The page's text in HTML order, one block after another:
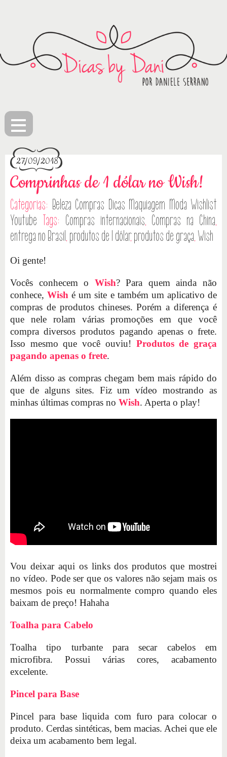
≡
27/09/2018
Comprinhas de 1 dólar no Wish!
Categorias: Beleza Compras Dicas Maquiagem Moda Wishlist
Youtube Tags: Compras internacionais, Compras na China,
entrega no Brasil, produtos de 1 dólar,produtos de graça, Wish
Oi gente!
Vocês conhecem o Wish? Para quem ainda não
conhece,Wish é um site e também um aplicativo de
compras de produtos chineses. Porém a diferença é
que nele rolam várias promoções em que você
compra diversos produtos pagando apenas o frete.
Isso mesmo que você ouviu! Produtos de graça
pagando apenas o frete.
Além disso as compras chegam bem mais rápido do
que de alguns sites. Fiz um vídeo mostrando as
minhas últimas compras no Wish. Aperta o play!
Vou deixar aqui os links dos produtos que mostrei
no vídeo. Pode ser que os valores não sejam mais os
mesmos pois eu normalmente compro quando eles
baixam de preço! Hahaha
Toalha para Cabelo
Toalha tipo turbante para secar cabelos em
microfibra. Possui várias cores, acabamento
excelente.
Pincel para Base
Pincel para base liquida com furo para colocar o
produto. Cerdas sintéticas, bem macias. Achei que ele
deixa um acabamento bem legal.